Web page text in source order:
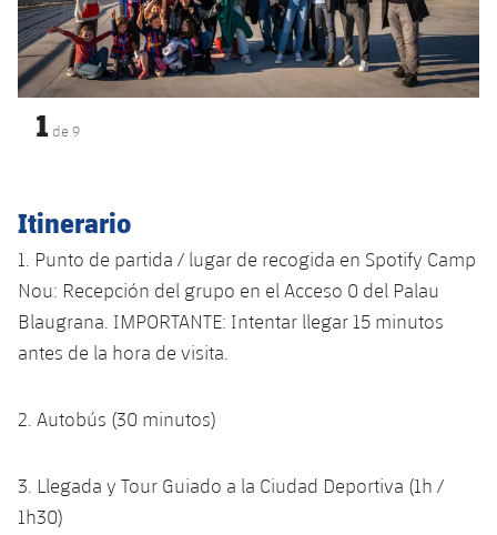
Servicios Médicos
Accesibilidad
Acreditaciones
Instalaciones
SUB8 B
Fotos
Historia
Fotos
Infantil A
Infantil B
Entradas
Resultados
Jugadors
Fotos
Palmarés
Calendario
Resultados
Clasificaciones
plusicon
más
Actualidad
Infantil
Alevín
Campus Verano
PLUSICON
MÁS
Actualidad
Calendario
Entradas
Barça Atlètic
Actualidad
Calendario
Base
plusicon
más
Actualidad
Barça C
Campus Verano
PLUSICON
MÁS
plusicon
más
1 de9
Itinerario
1. Punto de partida / lugar de recogida en Spotify Camp
Nou: Recepción del grupo en el Acceso 0 del Palau
Blaugrana. IMPORTANTE: Intentar llegar 15 minutos
antes de la hora de visita.
2. Autobús (30 minutos)
3. Llegada y Tour Guiado a la Ciudad Deportiva (1h /
1h30)